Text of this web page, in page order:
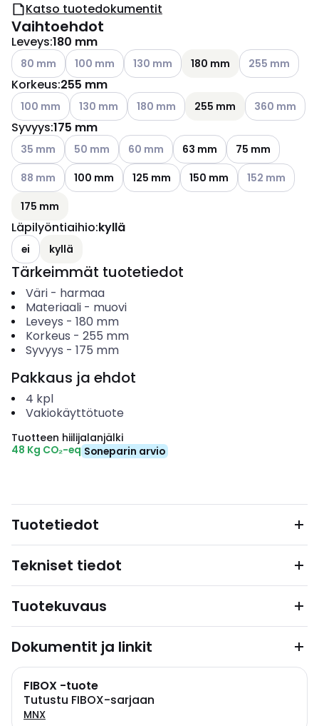
Katso tuotedokumentit
Vaihtoehdot
Leveys:180 mm
Katso käytettävissä olevat vaihtoehdot
80 mm Katso käytettävissä olevat vaihtoehdot
100 mm Katso käytettävissä olevat vaihtoehdot
130 mm 180 mm Katso
255 mm
Korkeus:255 mm
Katso käytettävissä olevat vaihtoehdot
100 mm Katso käytettävissä olevat vaihtoehdot
130 mm Katso käytettävissä olevat
180 mm 255 mm Katso
360 mm
Syvyys:175 mm
Katso käytettävissä olevat vaihtoehdot
35 mm Katso käytettävissä olevat vaihtoehdot
50 mm Katso käytettävissä olevat vaihtoehdot
60 mm 63 mm
75 mm
Katso käytettävissä olevat vaihtoehdot
88 mm 100 mm 125 mm 150 mm Katso
152 mm
175 mm
Läpilyöntiaihio:kyllä
ei kyllä
Tärkeimmät tuotetiedot
Väri- harmaa
Materiaali- muovi
Leveys - 180 mm
Korkeus - 255 mm
Syvyys - 175 mm
Pakkaus ja ehdot
4 kpl
Vakiokäyttötuote
Tuotteen hiilijalanjälki
48 Kg CO₂-eq Soneparin arvio
Tuotetiedot
Tekniset tiedot
Tuotekuvaus
Dokumentit ja linkit
FIBOX -tuote
Tutustu FIBOX-sarjaan
MNX